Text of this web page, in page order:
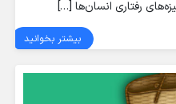
رفتاری انسان‌ها […]
بیشتر بخوانید